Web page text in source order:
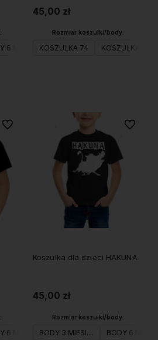
6 MIESIĄCE BODY 9 MIESIĘCY BODY 12
45,00 zł
Rozmiar koszulki/body:
KOSZULKA 74 KOSZULKA 80
6 MIESIĄCE BODY 9 MIESIĘCY BODY 12
Do ulubionych
Koszulka dla dzieci HAKUNA
45,00 zł
Rozmiar koszulki/body:
BODY 3 MIESIĄCE BODY 6
Do